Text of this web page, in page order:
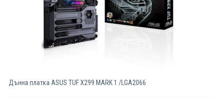
Дънна платка ASUS TUF X299 MARK 1 /LGA2066